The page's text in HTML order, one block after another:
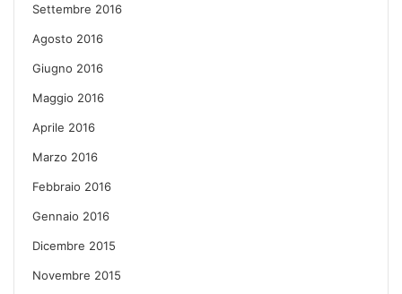
Settembre 2016
Agosto 2016
Giugno 2016
Maggio 2016
Aprile 2016
Marzo 2016
Febbraio 2016
Gennaio 2016
Dicembre 2015
Novembre 2015